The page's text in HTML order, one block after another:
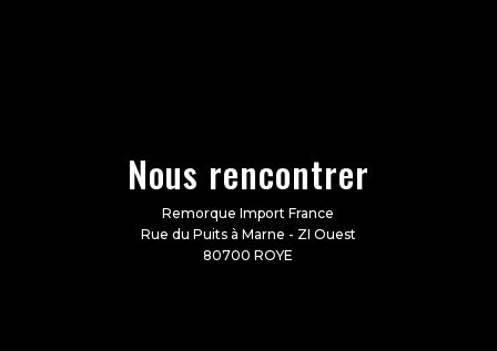
Nous rencontrer
Remorque Import France
Rue du Puits à Marne - ZI Ouest
80700 ROYE